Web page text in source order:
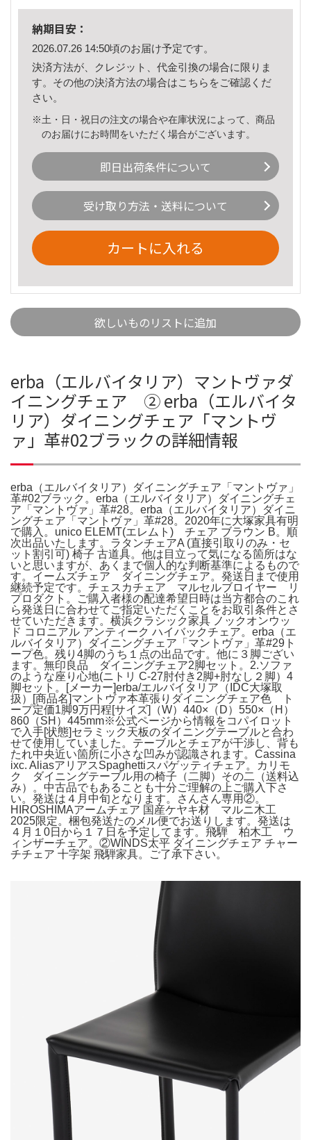
納期目安：
2026.07.26 14:50頃のお届け予定です。
決済方法が、クレジット、代金引換の場合に限りま
す。その他の決済方法の場合はこちら をご確認くだ
さい。
※土・日・祝日の注文の場合や在庫状況によって、商品
のお届けにお時間をいただく場合がございます。
即日出荷条件について
受け取り方法・送料について
カートに入れる
欲しいものリストに追加
erba（エルバイタリア）マントヴァダ
イニングチェア ② erba（エルバイタ
リア）ダイニングチェア「マントヴ
ァ」革#02ブラックの詳細情報
erba（エルバイタリア）ダイニングチェア「マントヴァ」
革#02ブラック。erba（エルバイタリア）ダイニングチェ
ア「マントヴァ」革#28。erba（エルバイタリア）ダイニ
ングチェア「マントヴァ」革#28。2020年に大塚家具有明
で購入。unico ELEMT(エレムト) チェア ブラウン B。順
次出品いたします。ラタンチェアA (直接引取りのみ・セ
ット割引可) 椅子 古道具。他は目立って気になる箇所はな
いと思いますが、あくまで個人的な判断基準によるもので
す。イームズチェア ダイニングチェア。発送日まで使用
継続予定です。チェスカチェア マルセルブロイヤー リ
プロダクト。ご購入者様の配達希望日時は当方都合のこれ
ら発送日に合わせてご指定いただくことをお取引条件とさ
せていただきます。横浜クラシック家具 ノックオンウッ
ド コロニアル アンティーク ハイバックチェア。erba（エ
ルバイタリア）ダイニングチェア「マントヴァ」革#29ト
ープ色。残り4脚のうち１点の出品です。他に３脚ござい
ます。無印良品 ダイニングチェア2脚セット。2.ソファ
のような座り心地(ニトリ C-27肘付き2脚+肘なし２脚）4
脚セット。[メーカー]erba/エルバイタリア（IDC大塚取
扱）[商品名]マントヴァ本革張りダイニングチェア色 ト
ープ定価1脚9万円程[サイズ]（W）440×（D）550×（H）
860（SH）445mm※公式ページから情報をコパイロット
で入手[状態]セラミック天板のダイニングテーブルと合わ
せて使用していました。テーブルとチェアが干渉し、背も
たれ中央近い箇所に小さな凹みが認識されます。Cassina
ixc. AliasアリアスSpaghettiスパゲッティチェア。カリモ
ク ダイニングテーブル用の椅子（二脚）その二（送料込
み）。中古品でもあることも十分ご理解の上ご購入下さ
い。発送は４月中旬となります。さんさん専用②。
HIROSHIMAアームチェア 国産ケヤキ材 マルニ木工
2025限定。梱包発送たのメル便でお送りします。発送は
４月１0日から１７日を予定してます。飛騨 柏木工 ウ
ィンザーチェア。②WINDS太平 ダイニングチェア チャー
チチェア 十字架 飛騨家具。ご了承下さい。